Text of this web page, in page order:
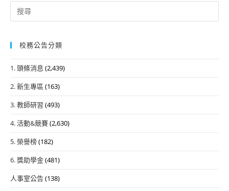
Search
for:
校務公告分類
1. 頭條消息 (2,439)
2. 新生專區 (163)
3. 教師研習 (493)
4. 活動&競賽(2,630)
5. 榮譽榜(182)
6. 獎助學金(481)
人事室公告(138)